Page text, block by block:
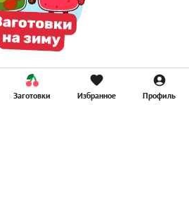
Заготовки Избранное Профиль